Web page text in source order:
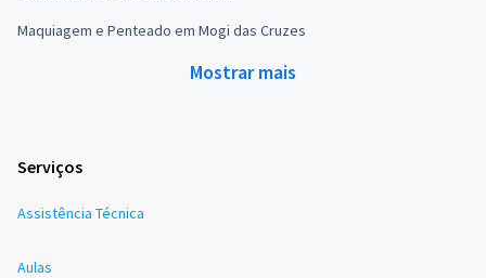
Maquiagem e Penteado em Mogi das Cruzes
Mostrar mais
Serviços
Assistência Técnica
Aulas